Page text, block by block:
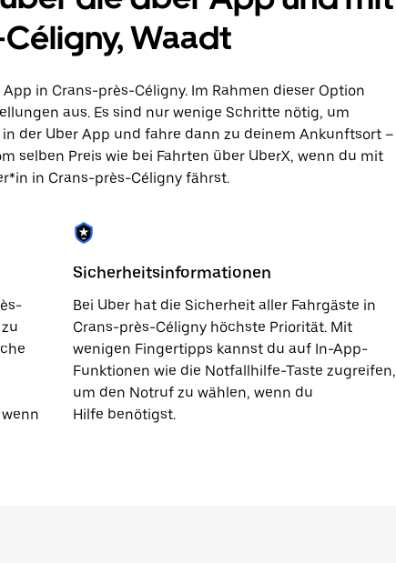
Waadt
in Crans-près-Céligny. Im Rahmen dieser Option
aus. Es sind nur wenige Schritte nötig, um
der Uber App und fahre dann zu deinem Ankunftsort –
selben Preis wie bei Fahrten über UberX, wenn du mit
in Crans-près-Céligny fährst.
Sicherheitsinformationen
Bei Uber hat die Sicherheit aller Fahrgäste in
Crans-près-Céligny höchste Priorität. Mit
wenigen Fingertipps kannst du auf In-App-
Funktionen wie die Notfallhilfe-Taste zugreifen,
um den Notruf zu wählen, wenn du
Hilfe benötigst.